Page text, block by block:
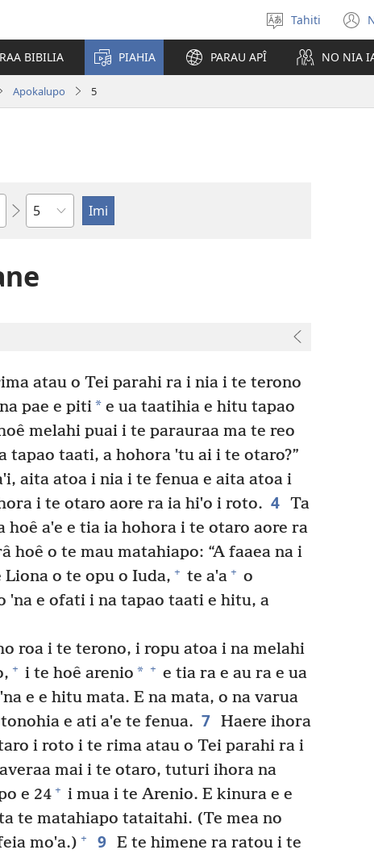
Maiti
te
reo
Tahiti
BIBILIA PIAHIA PARAU APÎ NO NIA
Apokalupo 5
Pene
atau o Tei parahi ra i nia i te terono
pae e piti* e ua taatihia e hitu tapao
melahi puai i te parauraa ma te reo
taati, a hohora ˈtu ai i te otaro?”
aita atoa i nia i te fenua e aita atoa i
i te otaro aore ra ia hiˈo i roto. 4 Ta
hoê aˈe e tia ia hohora i te otaro aore ra
hoê o te mau matahiapo: “A faaea na i
Liona o te opu o Iuda, + te aˈa + o
ˈna e ofati i na tapao taati e hitu, a
roa i te terono, i ropu atoa i na melahi
+ i te hoê arenio * + e tia ra e au ra e ua
e e hitu mata. E na mata, o na varua
e ati aˈe te fenua. 7 Haere ihora
i roto i te rima atau o Tei parahi ra i
mai i te otaro, tuturi ihora na
e 24 + i mua i te Arenio. E kinura e e
ta te matahiapo tataitahi. (Te mea no
moˈa.) + 9 E te himene ra ratou i te